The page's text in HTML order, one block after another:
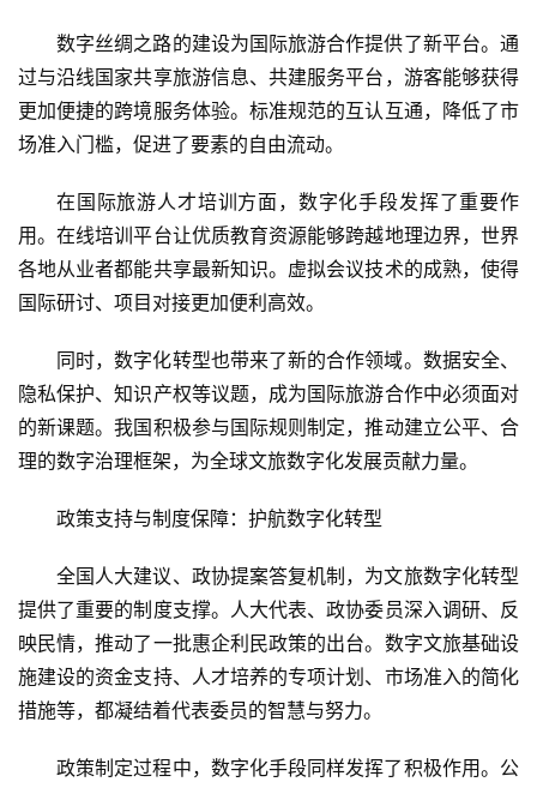
合
乡
兴
智
游
A
问
答
社
区
数字丝绸之路的建设为国际旅游合作提供了新平台。通
过与沿线国家共享旅游信息、共建服务平台，游客能够获得
更加便捷的跨境服务体验。标准规范的互认互通，降低了市
场准入门槛，促进了要素的自由流动。
在国际旅游人才培训方面，数字化手段发挥了重要作
用。在线培训平台让优质教育资源能够跨越地理边界，世界
各地从业者都能共享最新知识。虚拟会议技术的成熟，使得
国际研讨、项目对接更加便利高效。
同时，数字化转型也带来了新的合作领域。数据安全、
隐私保护、知识产权等议题，成为国际旅游合作中必须面对
的新课题。我国积极参与国际规则制定，推动建立公平、合
理的数字治理框架，为全球文旅数字化发展贡献力量。
政策支持与制度保障：护航数字化转型
全国人大建议、政协提案答复机制，为文旅数字化转型
提供了重要的制度支撑。人大代表、政协委员深入调研、反
映民情，推动了一批惠企利民政策的出台。数字文旅基础设
施建设的资金支持、人才培养的专项计划、市场准入的简化
措施等，都凝结着代表委员的智慧与努力。
政策制定过程中，数字化手段同样发挥了积极作用。公